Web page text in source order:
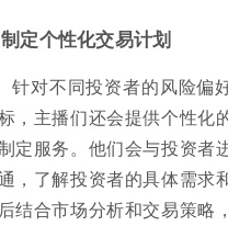
定个性化交易计划
针对不同投资者的风险偏
，主播们还会提供个性化
定服务。他们会与投资者
，了解投资者的具体需求
结合市场分析和交易策略